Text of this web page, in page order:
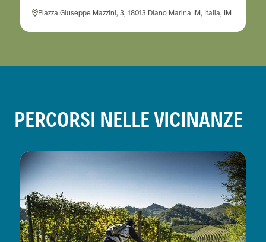
Piazza Giuseppe Mazzini, 3, 18013 Diano Marina IM, Italia, IM
PERCORSI NELLE VICINANZE